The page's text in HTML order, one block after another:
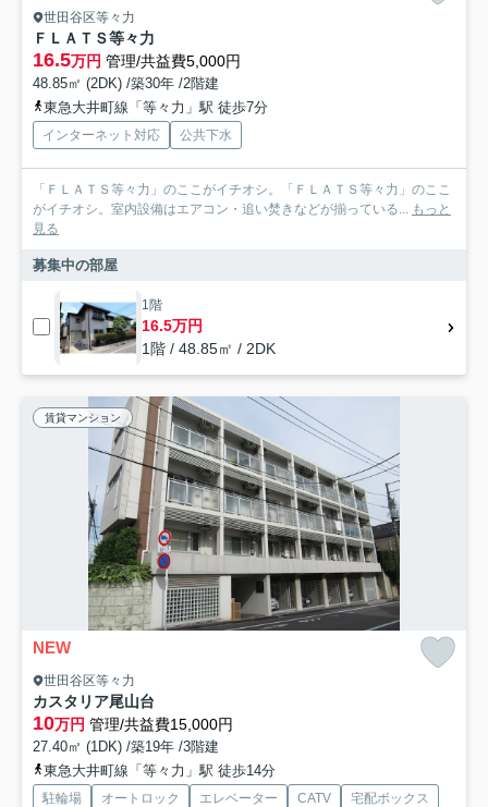
世田谷区等々力
ＦＬＡＴＳ等々力
16.5万円 管理/共益費5,000円
48.85㎡ (2DK) /築30年 /2階建
東急大井町線「等々力」駅 徒歩7分
インターネット対応 公共下水
「ＦＬＡＴＳ等々力」のここがイチオシ。「ＦＬＡＴＳ等々力」のここ
がイチオシ。室内設備はエアコン・追い焚きなどが揃っている... もっと
見る
募集中の部屋
1階
16.5万円
1階 / 48.85㎡ / 2DK
賃貸マンション
NEW
世田谷区等々力
カスタリア尾山台
10万円 管理/共益費15,000円
27.40㎡ (1DK) /築19年 /3階建
東急大井町線「等々力」駅 徒歩14分
駐輪場 オートロック エレベーター CATV
宅配ボックス